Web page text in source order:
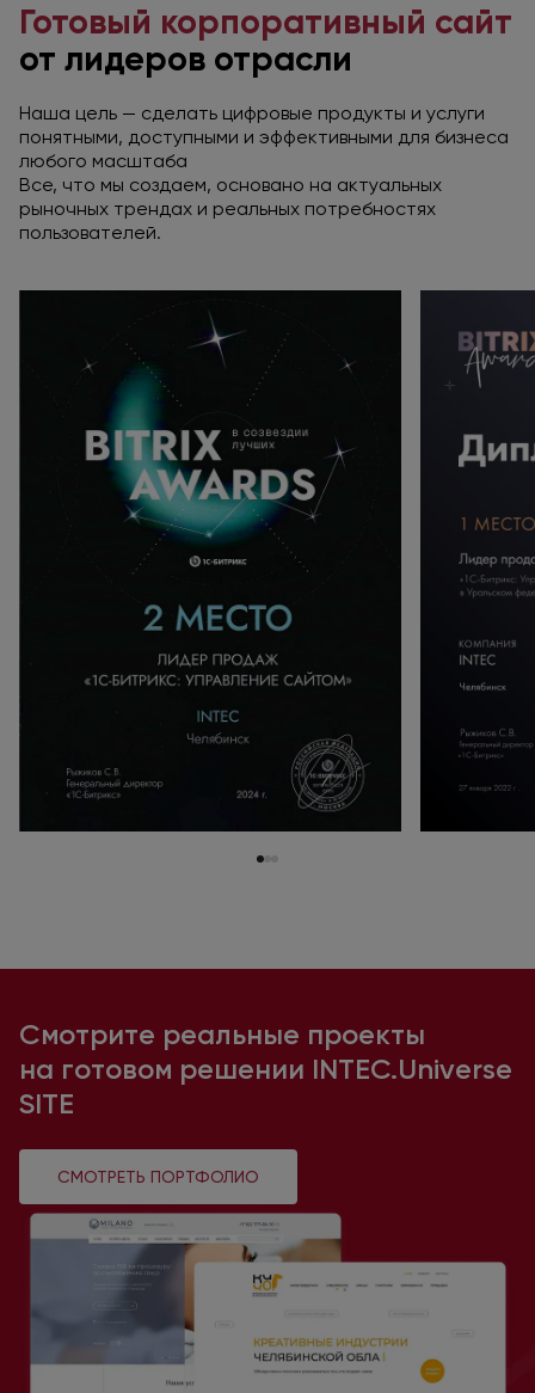
Готовый корпоративный сайт
от лидеров отрасли
Наша цель — сделать цифровые продукты и услуги
понятными, доступными и эффективными для бизнеса
любого масштаба
Все, что мы создаем, основано на актуальных
рыночных трендах и реальных потребностях
пользователей.
Смотрите реальные проекты
на готовом решении INTEC.Universe
SITE
СМОТРЕТЬ ПОРТФОЛИО